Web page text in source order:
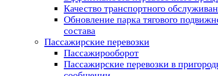
Качество транспортного
Обновление парка тягового
состава
Пассажирские перевозки
Пассажирооборот
Пассажирские перевозки в